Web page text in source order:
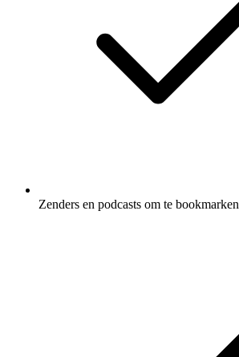
Zenders en podcasts om te bookmarken